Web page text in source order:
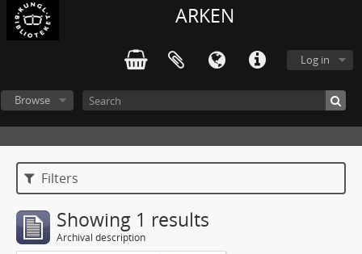
ARKEN
Log in
Browse
Filters
Showing 1 results
Archival description